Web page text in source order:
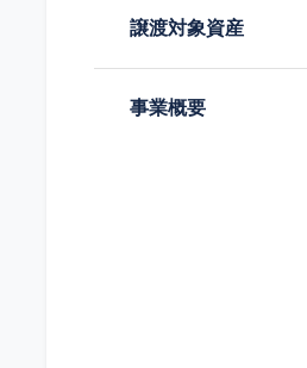
譲渡対象資産
事業概要